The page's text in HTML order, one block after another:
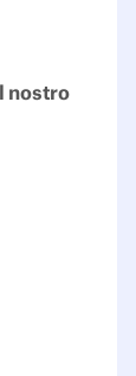
nostro